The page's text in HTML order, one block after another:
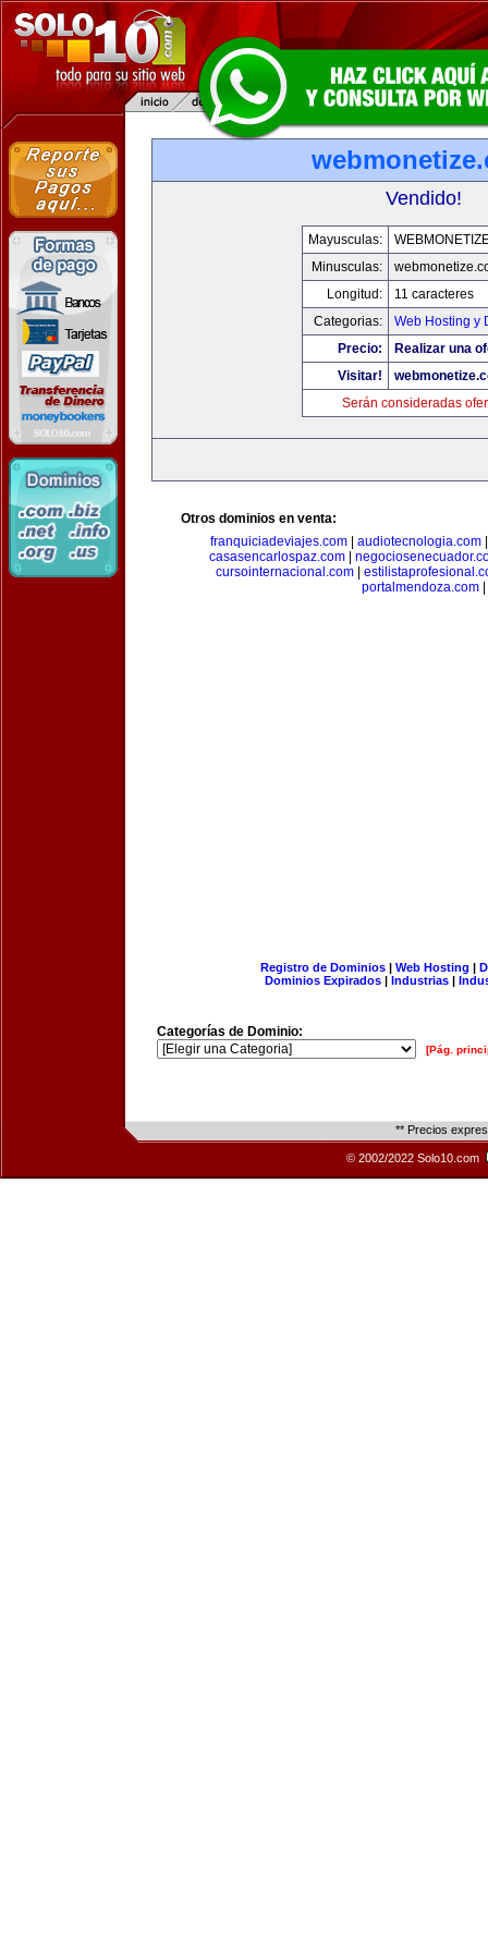
Vendido!
Mayusculas:
Minusculas:
Longitud:
11 caracteres
Categorias:
Web Hosting y
Precio:
Realizar una
Visitar!
Serán consideradas
Otros dominios en venta:
franquiciadeviajes.com| audiotecnologia.com
casasencarlospaz.com|
cursointernacional.com|
portalmendoza.com
Registro de Dominios| Web Hosting |
Dominios Expirados | Industrias |
Categorías de Dominio:
[Pág.
** Precios
© 2002/2022 Solo10.com